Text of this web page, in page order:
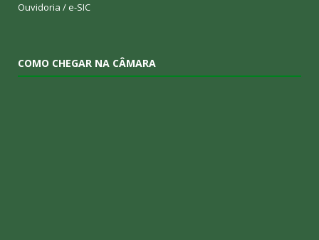
Ouvidoria / e-SIC
COMO CHEGAR NA CÂMARA